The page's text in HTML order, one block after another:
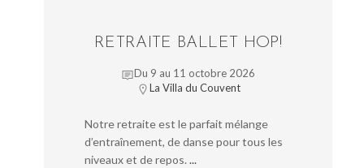
RETRAITE BALLET HOP!
Du 9 au 11 octobre 2026
La Villa du Couvent
Notre retraite est le parfait mélange
d’entraînement, de danse pour tous les
niveaux et de repos. ...